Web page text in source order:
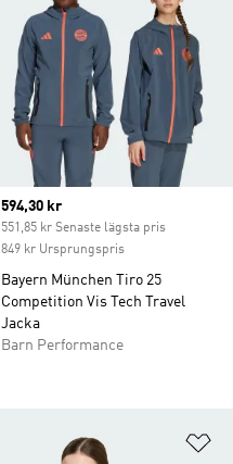
Current price
594,30 kr
551,85 kr Senaste lägsta pris
849 kr Ursprungspris
Bayern München Tiro 25
Competition Vis Tech Travel
Jacka
Barn Performance